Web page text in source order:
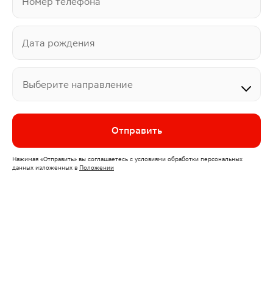
Дата рождения
Выберите направление
Отправить
Нажимая «Отправить» вы соглашаетесь с условиями обработки персональных
данных изложенных в Положении